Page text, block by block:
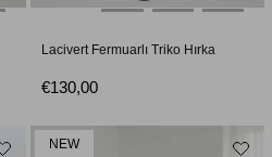
Lacivert Fermuarlı Triko Hırka
€130,00
NEW